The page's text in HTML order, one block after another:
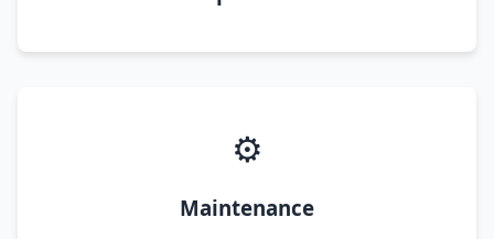
⚙️
Maintenance